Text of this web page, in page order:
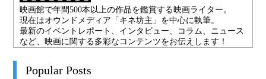
映画館で年間500本以上の作品を鑑賞する映画ライター。
現在はオウンドメディア「キネ坊主」を中心に執筆。
最新のイベントレポート、インタビュー、コラム、ニュース
など、映画に関する多彩なコンテンツをお伝えします！
Popular Posts